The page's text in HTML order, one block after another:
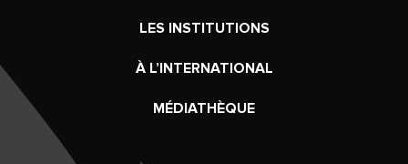
LES INSTITUTIONS
À L’INTERNATIONAL
MÉDIATHÈQUE